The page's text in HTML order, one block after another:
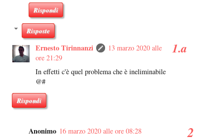
Rispondi
Risposte
Ernesto Tirinnanzi
13 marzo 2020 alle
ore 21:29
In effetti c'è quel problema che è ineliminabile
@#
Rispondi
Anonimo 16 marzo 2020 alle ore 08:28